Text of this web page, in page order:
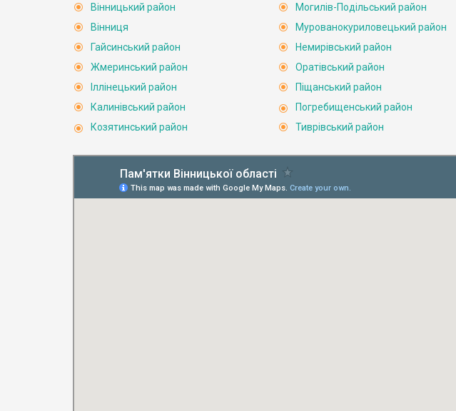
Вінницький район
Вінниця
Гайсинський район
Жмеринський район
Іллінецький район
Калинівський район
Козятинський район
Могилів-Подільський район
Мурованокуриловецький район
Немирівський район
Оратівський район
Піщанський район
Погребищенський район
Тиврівський район